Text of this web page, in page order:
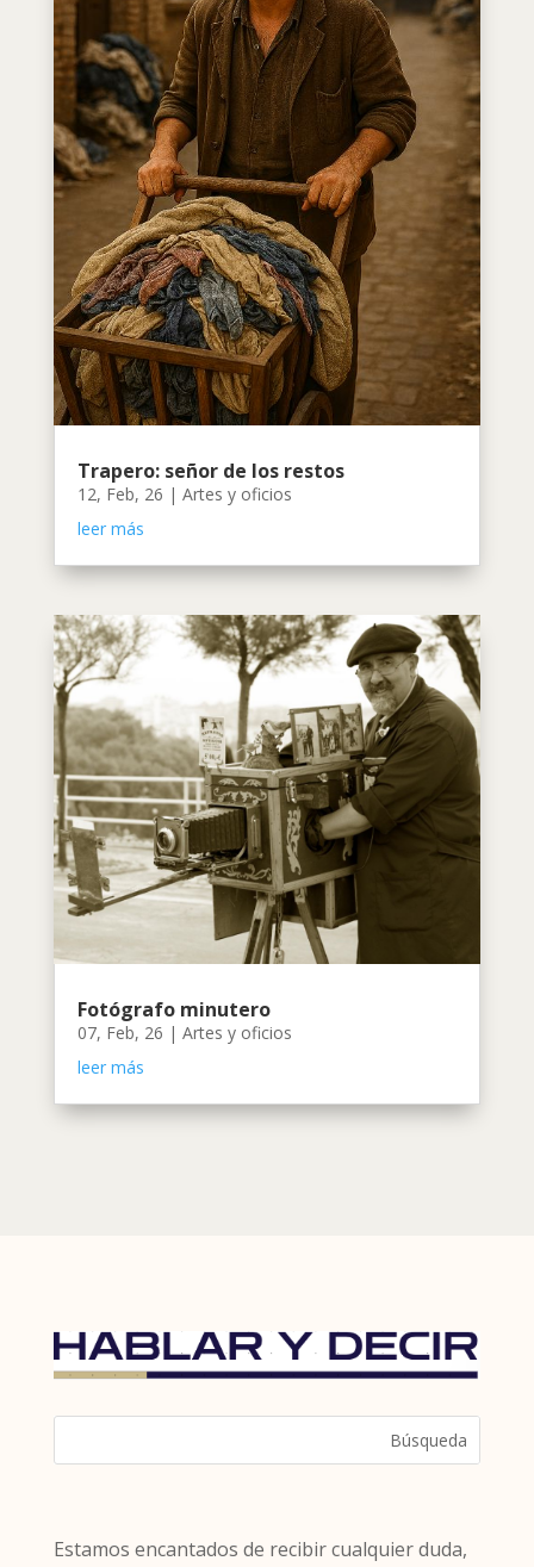
Trapero: señor de los restos
12, Feb, 26 | Artes y oficios
leer más
Fotógrafo minutero
07, Feb, 26 | Artes y oficios
leer más
Estamos encantados de recibir cualquier duda,